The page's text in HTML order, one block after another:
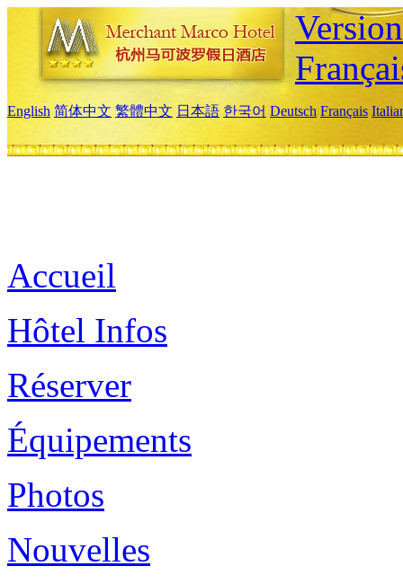
English 简体中文 繁體中文 日本語 한국어 Deutsch Français
Accueil
Hôtel Infos
Réserver
Équipements
Photos
Nouvelles